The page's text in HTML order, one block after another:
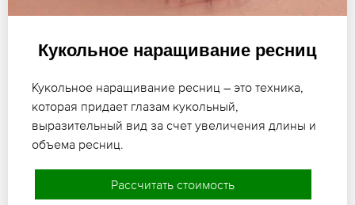
Кукольное наращивание ресниц
Кукольное наращивание ресниц – это техника,
которая придает глазам кукольный,
выразительный вид за счет увеличения длины и
объема ресниц.
Рассчитать стоимость